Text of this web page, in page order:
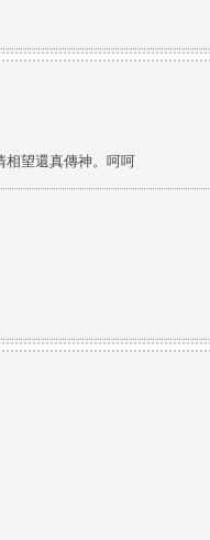
相望還真傳神。呵呵